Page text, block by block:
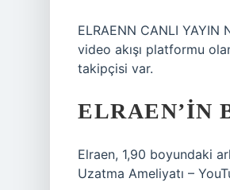
ELRAENN CANLI
video akışı platformu
takipçisi var.
ELRAEN’IN
Elraen, 1,90 boyundaki
Uzatma Ameliyatı –